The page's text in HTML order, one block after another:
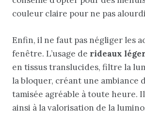
couleur claire pour ne pas
Enfin, il ne faut pas négliger les
fenêtre. L’usage de rideaux
en tissus translucides, filtre la
la bloquer, créant une ambiance
tamisée agréable à toute heure.
ainsi à la valorisation de la